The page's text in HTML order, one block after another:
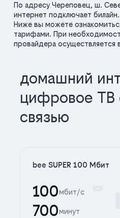
По адресу Череповец, ш.
интернет подключает билайн.
Ниже вы можете
тарифами. При
провайдера осуществляется
домашний
цифровое ТВ
связью
bee SUPER 100 Мбит
100мбит/с
700минут